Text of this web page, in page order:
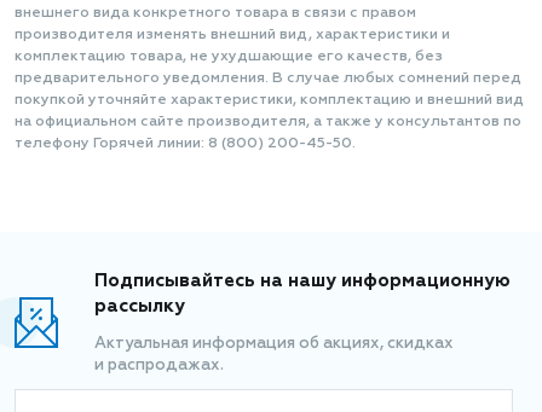
внешнего вида конкретного товара в связи с правом
производителя изменять внешний вид, характеристики и
комплектацию товара, не ухудшающие его качеств, без
предварительного уведомления. В случае любых сомнений перед
покупкой уточняйте характеристики, комплектацию и внешний вид
на официальном сайте производителя, а также у консультантов по
телефону Горячей линии: 8 (800) 200-45-50.
Подписывайтесь на нашу информационную
рассылку
Актуальная информация об акциях, скидках
и распродажах.